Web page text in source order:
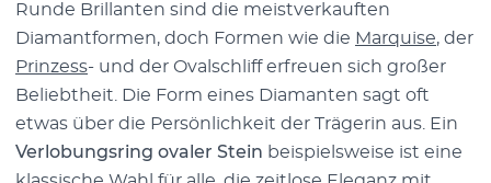
Runde Brillanten sind die meistverkauften
Diamantformen, doch Formen wie die Marquise, der
Prinzess- und der Ovalschliff erfreuen sich großer
Beliebtheit. Die Form eines Diamanten sagt oft
etwas über die Persönlichkeit der Trägerin aus. Ein
Verlobungsring ovaler Stein beispielsweise ist eine